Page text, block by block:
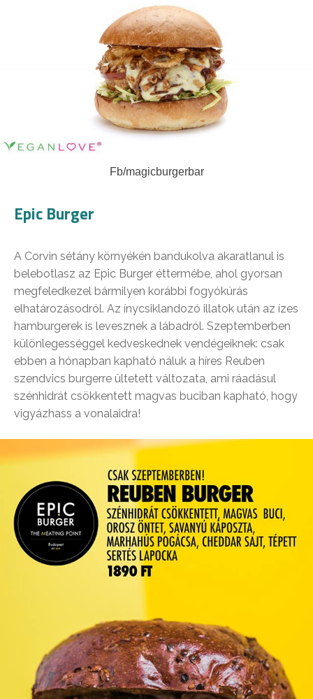
Fb/magicburgerbar
Epic Burger
A Corvin sétány környékén bandukolva akaratlanul is
belebotlasz az Epic Burger éttermébe, ahol gyorsan
megfeledkezel bármilyen korábbi fogyókúrás
elhatározásodról. Az ínycsiklandozó illatok után az ízes
hamburgerek is levesznek a lábadról. Szeptemberben
különlegességgel kedveskednek vendégeiknek: csak
ebben a hónapban kapható náluk a híres Reuben
szendvics burgerre ültetett változata, ami ráadásul
szénhidrát csökkentett magvas buciban kapható, hogy
vigyázhass a vonalaidra!